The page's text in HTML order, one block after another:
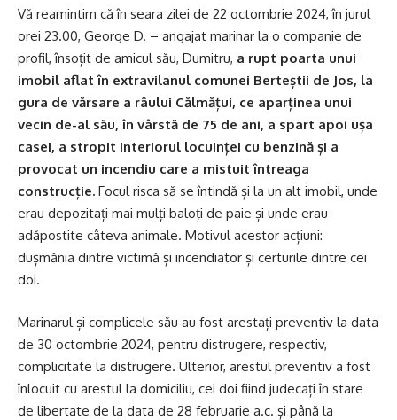
Vă reamintim că în seara zilei de 22 octombrie 2024, în jurul
orei 23.00, George D. – angajat marinar la o companie de
profil, însoțit de amicul său, Dumitru, a rupt poarta unui
imobil aflat în extravilanul comunei Berteștii de Jos, la
gura de vărsare a râului Călmățui, ce aparținea unui
vecin de-al său, în vârstă de 75 de ani, a spart apoi ușa
casei, a stropit interiorul locuinței cu benzină și a
provocat un incendiu care a mistuit întreaga
construcție. Focul risca să se întindă și la un alt imobil, unde
erau depozitați mai mulți baloți de paie și unde erau
adăpostite câteva animale. Motivul acestor acțiuni:
dușmănia dintre victimă și incendiator și certurile dintre cei
doi.
Marinarul și complicele său au fost arestați preventiv la data
de 30 octombrie 2024, pentru distrugere, respectiv,
complicitate la distrugere. Ulterior, arestul preventiv a fost
înlocuit cu arestul la domiciliu, cei doi fiind judecați în stare
de libertate de la data de 28 februarie a.c. și până la